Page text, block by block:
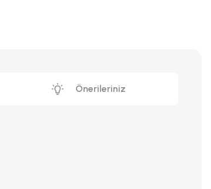
Önerileriniz